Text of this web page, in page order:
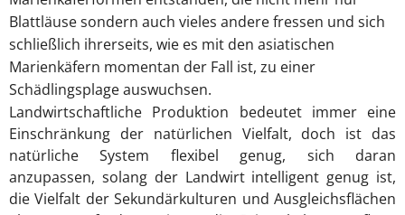
Blattläuse sondern auch vieles andere fressen und sich
schließlich ihrerseits, wie es mit den asiatischen
Marienkäfern momentan der Fall ist, zu einer
Schädlingsplage auswuchsen.
Landwirtschaftliche Produktion bedeutet immer eine
Einschränkung der natürlichen Vielfalt, doch ist das
natürliche System flexibel genug, sich daran
anzupassen, solang der Landwirt intelligent genug ist,
die Vielfalt der Sekundärkulturen und Ausgleichsflächen